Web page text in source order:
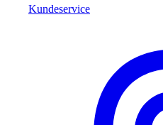
Kundeservice